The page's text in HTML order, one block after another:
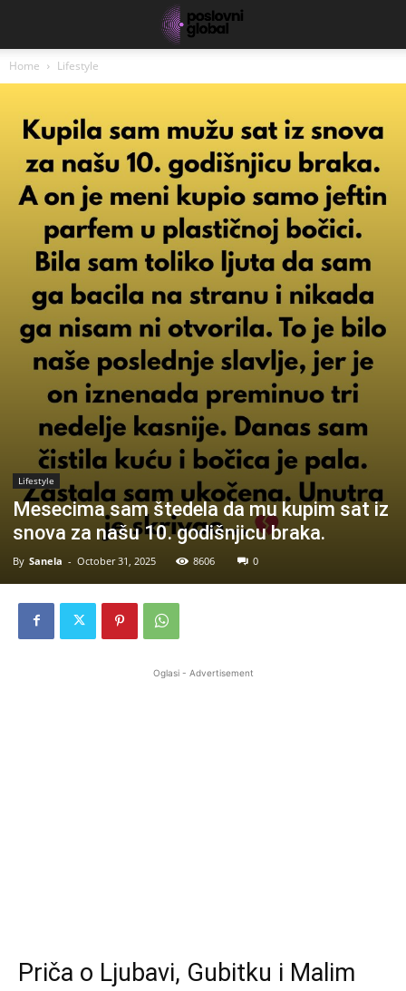
Home Lifestyle
Lifestyle
Mesecima sam štedela da mu kupim sat iz
snova za našu 10. godišnjicu braka.
By Sanela - October 31, 2025 8606 0
Oglasi - Advertisement
Priča o Ljubavi, Gubitku i Malim